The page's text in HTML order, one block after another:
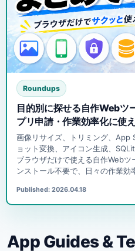
Roundups
目的別に探せる自作Webツ
プリ申請・作業効率化に使
画像リサイズ、トリミング、
ョット変換、アイコン生成、
ブラウザだけで使える自作Web
ンストール不要で、日々の作業効
Published: 2026.04.18
App Guides &